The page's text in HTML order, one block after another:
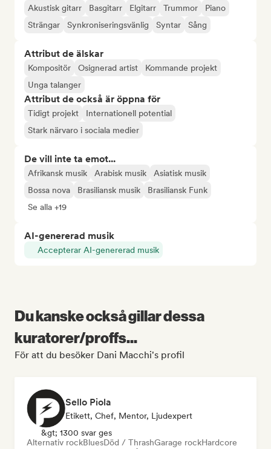
Akustisk gitarr Basgitarr Elgitarr Trummor
Piano
Strängar
Synkroniseringsvänlig Syntar Sång
Attribut de älskar
Kompositör Osignerad artist
Kommande projekt
Unga talanger
Attribut de också är öppna för
Tidigt projekt
Internationell potential
Stark närvaro i sociala medier
De vill inte ta emot...
Afrikansk musik Arabisk musik
Asiatisk musik
Bossa nova
Brasiliansk musik
Brasiliansk Funk
Se alla +19
AI-genererad musik
Accepterar AI-genererad musik
Du kanske också gillar dessa
kuratorer/proffs...
För att du besöker Dani Macchi's profil
Sello Piola
Etikett, Chef, Mentor, Ljudexpert
&gt; 1300 svar ges
Alternativ rockBluesDöd / ThrashGarage rockHardcore